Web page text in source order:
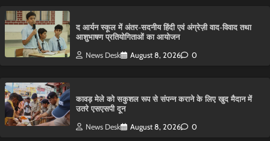
द आर्यन स्कूल में अंतर-सदनीय हिंदी एवं अंग्रेज़ी वाद-विवाद तथा
आशुभाषण प्रतियोगिताओं का आयोजन
News Desk August 8, 2026 0
कावड़ मेले को सकुशल रूप से संपन्न कराने के लिए खुद मैदान में
उतरे एसएसपी दून
News Desk August 8, 2026 0